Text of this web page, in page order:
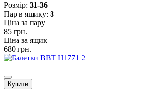
Розмiр: 31-36
Пар в ящику: 8
Ціна за пару
85 грн.
Ціна за ящик
680 грн.
Купити